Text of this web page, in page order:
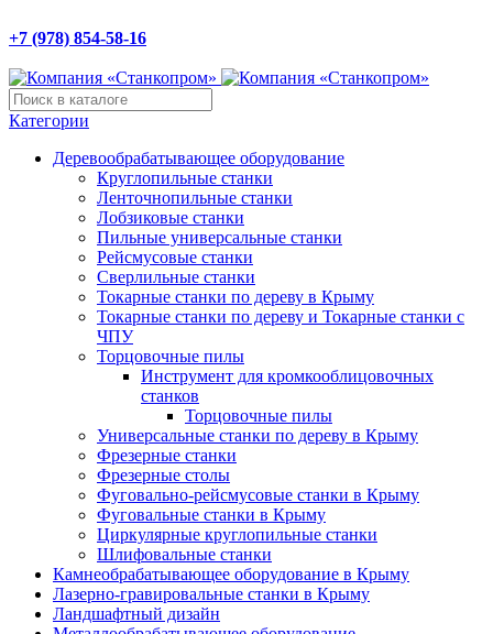
+7 (978) 854-58-16
Категории
Деревообрабатывающее оборудование
Круглопильные станки
Ленточнопильные станки
Лобзиковые станки
Пильные универсальные станки
Рейсмусовые станки
Сверлильные станки
Токарные станки по дереву в Крыму
Токарные станки по дереву и Токарные станки с
ЧПУ
Торцовочные пилы
Инструмент для кромкооблицовочных
станков
Торцовочные пилы
Универсальные станки по дереву в Крыму
Фрезерные станки
Фрезерные столы
Фуговально-рейсмусовые станки в Крыму
Фуговальные станки в Крыму
Циркулярные круглопильные станки
Шлифовальные станки
Камнеобрабатывающее оборудование в Крыму
Лазерно-гравировальные станки в Крыму
Ландшафтный дизайн